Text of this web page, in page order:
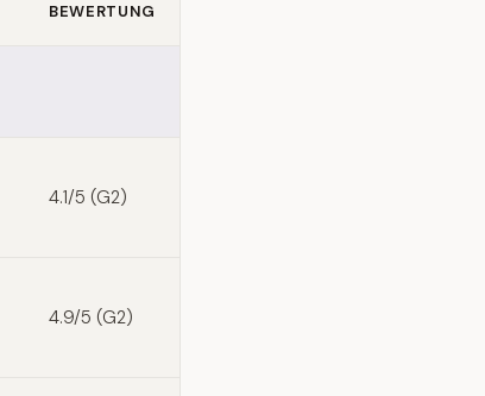
BEWERTUNG
4.1/5 (G2)
4.9/5 (G2)